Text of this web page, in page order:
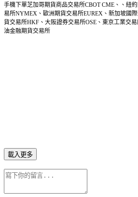
手機下單芝加哥期貨商品交易所CBOT CME、、紐
易所NYMEX、歐洲期貨交易所EUREX、新加坡國
貨交易所HKF、大阪證券交易所OSE、東京工業交
油金融期貨交易所
載入更多